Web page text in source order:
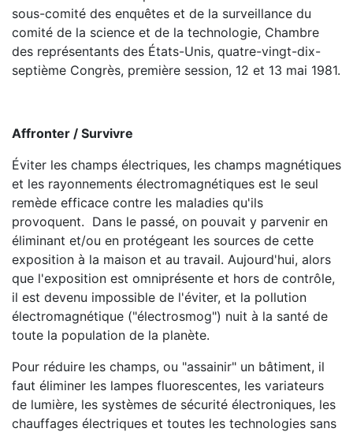
sous-comité des enquêtes et de la surveillance du
comité de la science et de la technologie, Chambre
des représentants des États-Unis, quatre-vingt-dix-
septième Congrès, première session, 12 et 13 mai 1981.
Affronter / Survivre
Éviter les champs électriques, les champs magnétiques
et les rayonnements électromagnétiques est le seul
remède efficace contre les maladies qu'ils
provoquent. Dans le passé, on pouvait y parvenir en
éliminant et/ou en protégeant les sources de cette
exposition à la maison et au travail. Aujourd'hui, alors
que l'exposition est omniprésente et hors de contrôle,
il est devenu impossible de l'éviter, et la pollution
électromagnétique ("électrosmog") nuit à la santé de
toute la population de la planète.
Pour réduire les champs, ou "assainir" un bâtiment, il
faut éliminer les lampes fluorescentes, les variateurs
de lumière, les systèmes de sécurité électroniques, les
chauffages électriques et toutes les technologies sans